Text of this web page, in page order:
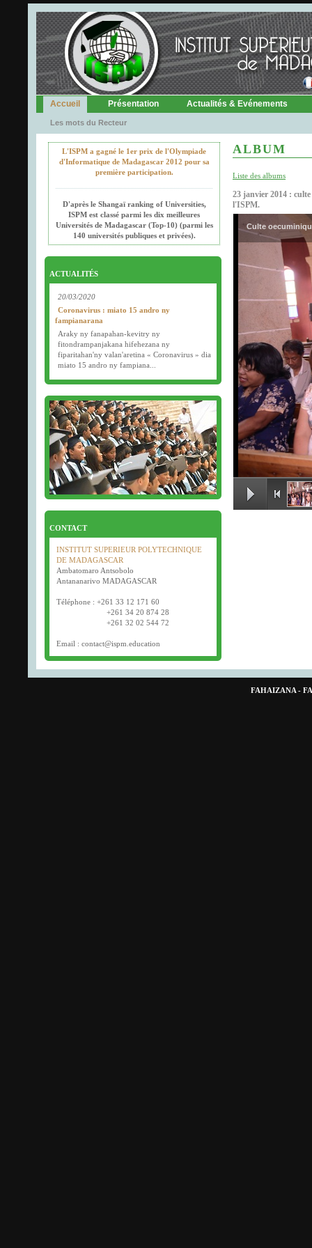
Accueil Présentation Actualités & Evénements
Les mots du Recteur
L'ISPM a gagné le 1er prix de l'Olympiade
d'Informatique de Madagascar 2012 pour sa
première participation.
D'après le Shangaï ranking of Universities,
ISPM est classé parmi les dix meilleures
Universités de Madagascar (Top-10) (parmi les
140 universités publiques et privées).
ACTUALITÉS
20/03/2020
Coronavirus : miato 15 andro ny
fampianarana
Araky ny fanapahan-kevitry ny
fitondrampanjakana hifehezana ny
fiparitahan'ny valan'aretina « Coronavirus » dia
miato 15 andro ny fampiana...
Examens semestriels
Début des examens semestriels (1ère, 2e et 3e
année) : jeudi 26 mars 2020.
Bonne fête de Pâques tout le monde !
CONTACT
INSTITUT SUPERIEUR POLYTECHNIQUE
DE MADAGASCAR
Ambatomaro Antsobolo
Antananarivo MADAGASCAR
Téléphone : +261 33 12 171 60
+261 34 20 874 28
+261 32 02 544 72
Email : contact@ispm.education
ALBUM
Liste des albums
23 janvier 2014 :
l'ISPM.
Culte
FAHAIZANA -